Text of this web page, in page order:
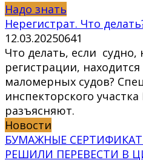
Надо знать
Нерегистрат. Что
12.03.20250641
Что делать, если
регистрации, находится
маломерных судов?
инспекторского
разъясняют.
Новости
БУМАЖНЫЕ
РЕШИЛИ ПЕРЕВЕСТИ В